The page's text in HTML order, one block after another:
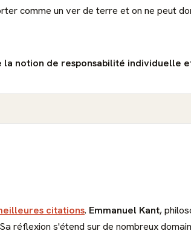
comme un ver de terre et on ne peut
notion de responsabilité individuelle
citations. Emmanuel Kant,
réflexion s'étend sur de nombreux